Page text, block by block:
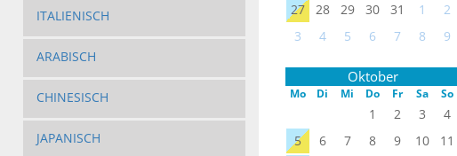
ITALIENISCH
ARABISCH
CHINESISCH
JAPANISCH
27
28 29 30 31 1
2
3
4 5 6 7 8 9
Oktober
Mo Di Mi Do Fr Sa So
1 2 3
4
5
6 7 8 9 10
11